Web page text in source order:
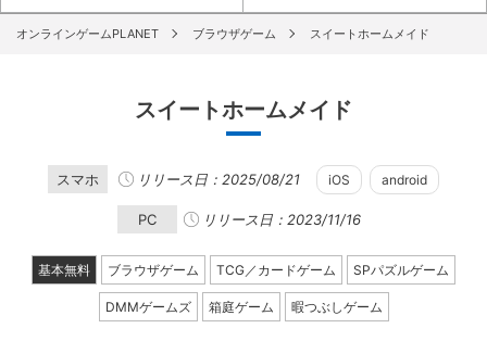
オンラインゲームPLANET ブラウザゲーム スイートホームメイド
スイートホームメイド
スマホ リリース日：2025/08/21 iOS android
PC リリース日：2023/11/16
基本無料 ブラウザゲーム TCG／カードゲーム SPパズルゲーム
DMMゲームズ 箱庭ゲーム 暇つぶしゲーム